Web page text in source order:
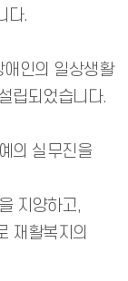
다.
인의 일상생활
립되었습니다.
의 실무진을
지양하고,
재활복지의